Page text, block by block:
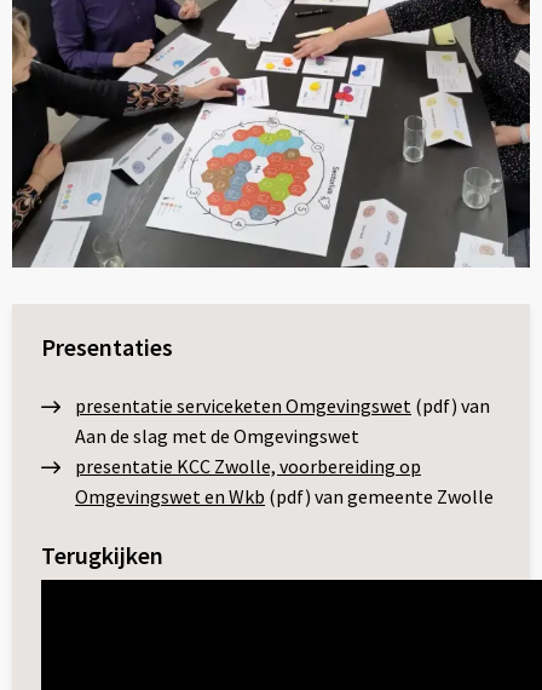
Presentaties
presentatie serviceketen Omgevingswet (pdf) van
Aan de slag met de Omgevingswet
presentatie KCC Zwolle, voorbereiding op
Omgevingswet en Wkb (pdf) van gemeente Zwolle
Terugkijken